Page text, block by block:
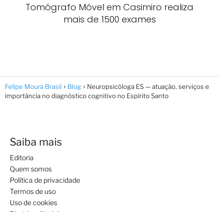
Tomógrafo Móvel em Casimiro realiza
mais de 1500 exames
Felipe Moura Brasil Blog
Neuropsicóloga ES — atuação, serviços e
importância no diagnóstico cognitivo no Espírito Santo
Saiba mais
Editoria
Quem somos
Política de privacidade
Termos de uso
Uso de cookies